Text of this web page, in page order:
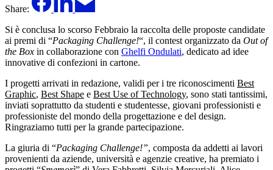
Share:
Si è conclusa lo scorso Febbraio la raccolta delle proposte candidate
ai premi di “Packaging Challenge!“, il contest organizzato da Out of
the Box in collaborazione con Ghelfi Ondulati, dedicato ad idee
innovative di confezioni in cartone.
I progetti arrivati in redazione, validi per i tre riconoscimenti Best
Graphic, Best Shape e Best Use of Technology, sono stati tantissimi,
inviati soprattutto da studenti e studentesse, giovani professionisti e
professioniste del mondo della progettazione e del design.
Ringraziamo tutti per la grande partecipazione.
La giuria di “Packaging Challenge!”, composta da addetti ai lavori
provenienti da aziende, università e agenzie creative, ha premiato i